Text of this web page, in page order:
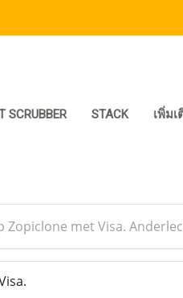
SCRUBBER STACK เพิ่มเ
Zopiclone met Visa.